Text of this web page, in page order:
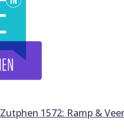
Zutphen 1572: Ramp &